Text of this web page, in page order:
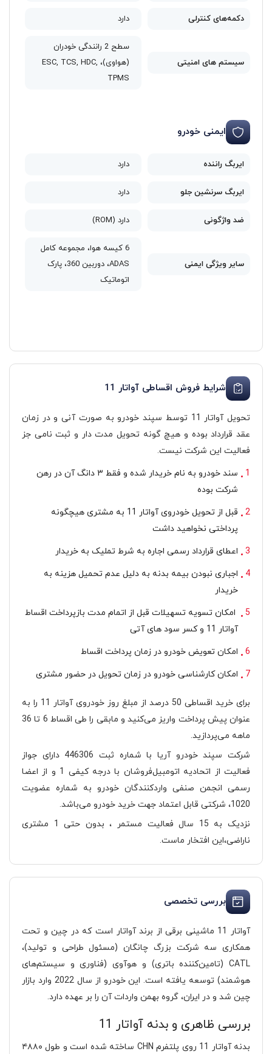
دکمه‌های کنترلی دارد
سیستم های امنیتی
سطح 2 رانندگی خودران
(هواوی)، ESC, TCS, HDC,
TPMS
ایمنی خودرو
ایربگ راننده دارد
ایربگ سرنشین جلو دارد
ضد واژگونی دارد (ROM)
سایر ویژگی‌ ایمنی
6 کیسه هوا، مجموعه کامل
ADAS، دوربین 360، پارک
اتوماتیک
شرایط فروش اقساطی آواتار 11
تحویل آواتار 11 توسط سپند خودرو به صورت آنی و در زمان
عقد قرارداد بوده و هیچ گونه تحویل مدت دار و ثبت نامی جز
فعالیت این شرکت نیست.
سند خودرو به نام خریدار شده و فقط ۳ دانگ آن در رهن
شرکت بوده
قبل از تحویل خودروی آواتار 11 به مشتری هیچگونه
پرداختی نخواهید داشت
اعطای قرارداد رسمی اجاره به شرط تملیک به خریدار
اجباری نبودن بیمه بدنه به دلیل عدم تحمیل هزینه به
خریدار
امکان تسویه تسهیلات قبل از اتمام مدت بازپرداخت اقساط
آواتار 11 و کسر سود های آتی
امکان تعویض خودرو در زمان پرداخت اقساط
امکان کارشناسی خودرو در زمان تحویل در حضور مشتری
برای خرید اقساطی 50 درصد از مبلغ روز خودروی آواتار 11 را به
عنوان پیش پرداخت واریز می‌کنید و مابقی را طی اقساط 6 تا 36
ماهه می‌پردازید.
شرکت سپند خودرو آریا با شماره ثبت 446306 دارای جواز
فعالیت از اتحادیه اتومبیل‌فروشان با درجه کیفی 1 و از اعضا
رسمی انجمن صنفی واردکنندگان خودرو به شماره عضویت
1020، شرکتی قابل اعتماد جهت خرید خودرو می‌باشد.
نزدیک به 15 سال فعالیت مستمر ، بدون حتی 1 مشتری
ناراضی،این افتخار ماست.
بررسی تخصصی
آواتار 11 ماشینی برقی از برند آواتار است که در چین و تحت
همکاری سه شرکت بزرگ چانگان (مسئول طراحی و تولید)،
CATL (تامین‌کننده باتری) و هوآوی (فناوری و سیستم‌های
هوشمند) توسعه یافته است. این خودرو از سال 2022 وارد بازار
چین شد و در ایران، گروه بهمن واردات آن را بر عهده دارد.
بررسی ظاهری و بدنه آواتار 11
بدنه آواتار 11 روی پلتفرم CHN ساخته شده است و طول ۴۸۸۰